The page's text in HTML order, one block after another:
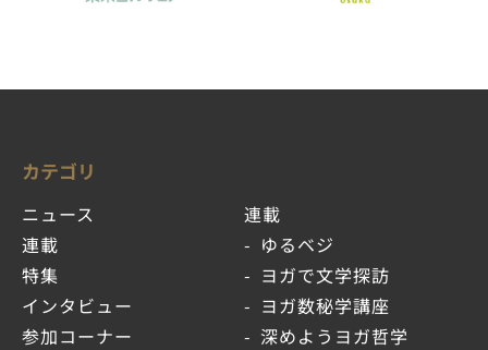
カテゴリ
ニュース
連載
特集
インタビュー
参加コーナー
連載
ゆるベジ
ヨガで文学探訪
ヨガ数秘学講座
深めようヨガ哲学